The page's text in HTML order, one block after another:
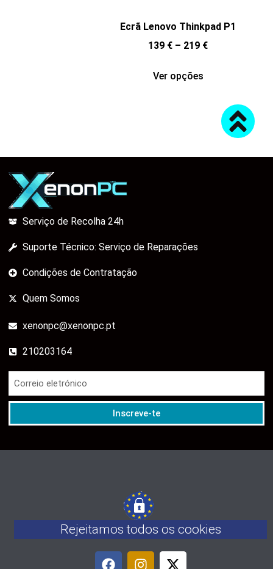
Ecrã Lenovo Thinkpad P1
139 € – 219 €
Ver opções
Serviço de Recolha 24h
Suporte Técnico: Serviço de Reparações
Condições de Contratação
Quem Somos
xenonpc@xenonpc.pt
210203164
Inscreve-te
Rejeitamos todos os cookies